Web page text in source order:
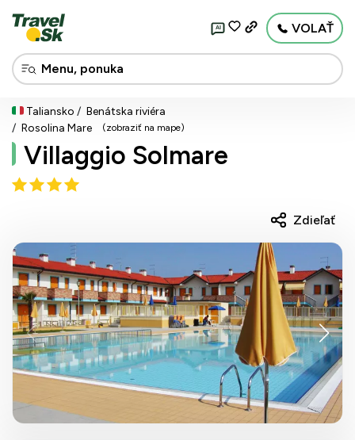
AI VOLAŤ
Taliansko
Benátska riviéra
Rosolina Mare
(zobraziť na mape)
Villaggio Solmare
Zdieľať